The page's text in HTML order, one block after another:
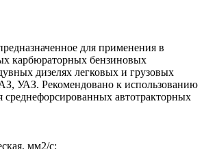
для применения в
карбюраторных бензиновых
дизелях легковых и грузовых
УАЗ. Рекомендовано к использованию
среднефорсированных автотракторных
мм2/с: